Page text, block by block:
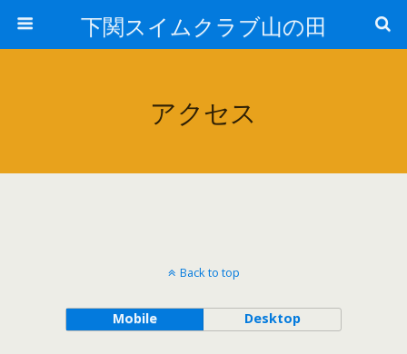
下関スイムクラブ山の田
アクセス
Back to top
Mobile Desktop